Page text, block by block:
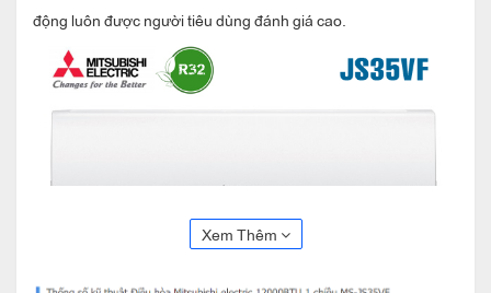
động luôn được người tiêu dùng đánh giá cao.
Xem Thêm